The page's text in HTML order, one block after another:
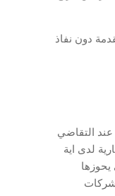
دون نفاذ
التقاضي
لدى اية
يحوزها